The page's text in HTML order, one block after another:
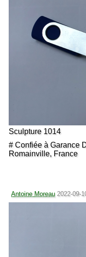
Sculpture 1014
# Confiée à Garance
Romainville, France
Antoine Moreau 2022-09-